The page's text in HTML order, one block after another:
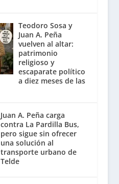
Teodoro Sosa y
Juan A. Peña
vuelven al altar:
patrimonio
religioso y
escaparate político
a diez meses de las
Juan A. Peña carga
contra La Pardilla Bus,
pero sigue sin ofrecer
una solución al
transporte urbano de
Telde